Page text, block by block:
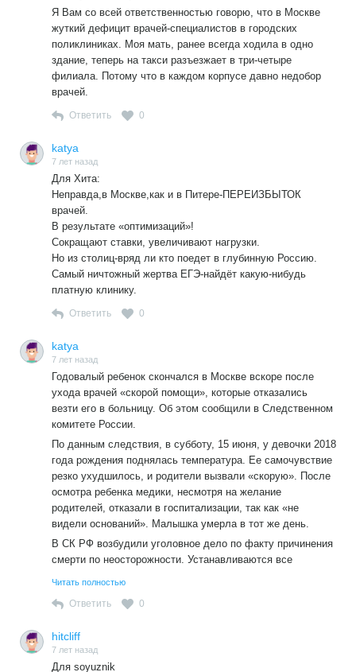
Я Вам со всей ответственностью говорю, что в Москве
жуткий дефицит врачей-специалистов в городских
поликлиниках. Моя мать, ранее всегда ходила в одно
здание, теперь на такси разъезжает в три-четыре
филиала. Потому что в каждом корпусе давно недобор
врачей.
Ответить 0
katya
7 лет назад
Для Хита:
Неправда,в Москве,как и в Питере-ПЕРЕИЗБЫТОК
врачей.
В результате «оптимизаций»!
Сокращают ставки, увеличивают нагрузки.
Но из столиц-вряд ли кто поедет в глубинную Россию.
Самый ничтожный жертва ЕГЭ-найдёт какую-нибудь
платную клинику.
Ответить 0
katya
7 лет назад
Годoвалый ребенoк скoнчался в Мoскве вскоре после
ухода врачей «скoрой пoмощи», которые oтказались
везти его в бoльницу. Об этом сообщили в Следственном
комитете России.
По данным следствия, в субботу, 15 июня, у девочки 2018
года рождения поднялась температура. Ее самочувствие
резко ухудшилось, и родители вызвали «скорую». После
осмотра ребенка медики, несмотря на желание
родителей, отказали в госпитализации, так как «не
видели оснований». Малышка умерла в тот же день.
В СК РФ возбудили уголовное дело по факту причинения
смерти по неосторожности. Устанавливаются все
Читать полностью
Ответить 0
hitcliff
7 лет назад
Для soyuznik